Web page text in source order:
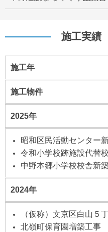
施工実績
施工年
施工物件
2025年
昭和区民活動センター
令和小学校跡施設代替
中野本郷小学校校舎新
2024年
（仮称）文京区白山５
北嶺町保育園増築工事